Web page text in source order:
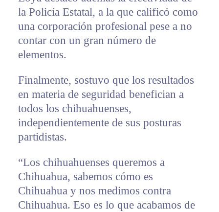
la Policía Estatal, a la que calificó como
una corporación profesional pese a no
contar con un gran número de
elementos.
Finalmente, sostuvo que los resultados
en materia de seguridad benefician a
todos los chihuahuenses,
independientemente de sus posturas
partidistas.
“Los chihuahuenses queremos a
Chihuahua, sabemos cómo es
Chihuahua y nos medimos contra
Chihuahua. Eso es lo que acabamos de